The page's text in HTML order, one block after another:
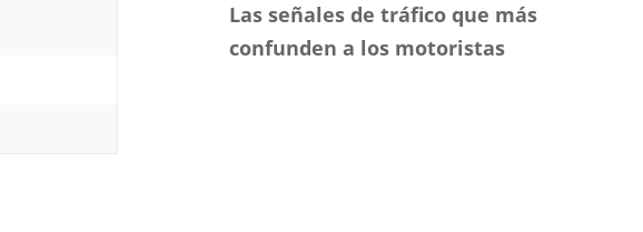
Las señales de tráfico que más
confunden a los motoristas